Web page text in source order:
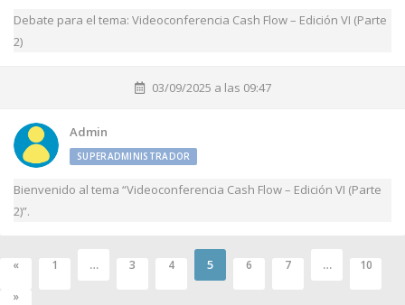
Debate para el tema: Videoconferencia Cash Flow – Edición VI (Parte
2)
03/09/2025 a las 09:47
Admin
SUPERADMINISTRADOR
Bienvenido al tema “Videoconferencia Cash Flow – Edición VI (Parte
2)”.
« 1 … 3 4 5 6 7 … 10
»